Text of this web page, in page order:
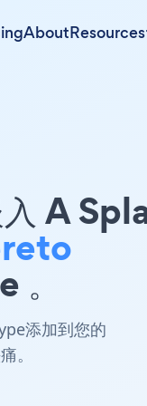
AboutResources
A
添加到您的
。